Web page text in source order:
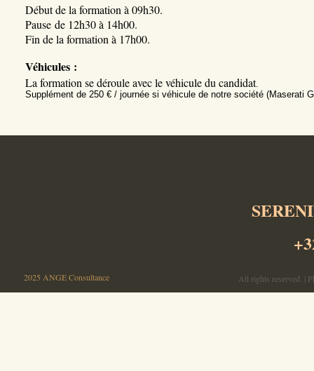
Début de la formation à 09h30.
Pause de 12h30 à 14h00.
Fin de la formation à 17h00.
Véhicules :
La formation se déroule avec le véhicule du candidat.
Supplément de 250 € / journée si véhicule de notre société (Maserati
2025 ANGE Consultance All rights reserved. |